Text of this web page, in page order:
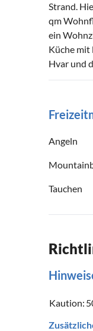
Strand.
qm
ein
Küche mit
Hvar und
Angeln
Tauchen
Kaution: